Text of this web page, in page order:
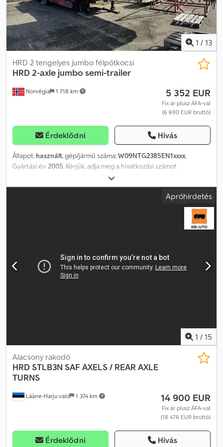
1 / 13
Norvégia 1 718 km
HRD 2 tengelyes jumbo félpótkocsi
HRD2-axle jumbo semi-trailer
5 352 EUR
Fix ár plusz ÁFA-val
(6 690 EUR bruttó)
Érdeklődni Hívás
Állapot: használt, gép/jármű száma:W09NTG2385EN1xxxx,
Gyártási év:2005, Kérjük, adja meg a hivatkozási számot
érdeklődéskor: 23133 Műszaki adatok: 2 tengely Első tengelynél
emelés Második tengelynél kormányzás Kényszerkormányzás
Önsúly: 7 220 kg Azonnal elérhető Leírás: HRD jumbo félpótkocsi
kényszerkormányzással. Azonnal szállítható. TÜV: Nem EU-
engedély érvényes: 2025.11.23-ig Önsúly: 7 220 kg Chjdpszqqn Rjfx
Agxja Össztömeg: 38 000 kg Szélesség: 247 cm Hossz: 1 027 cm
Apróhirdetés
1 / 15
Lääne-Harju vald 1 374 km
Alacsony rakodó
HRD STLB3N SAF AXELS / REAR AXLE
TURNS
14 900 EUR
Fix ár plusz ÁFA-val
(18 476 EUR bruttó)
Érdeklődni Hívás